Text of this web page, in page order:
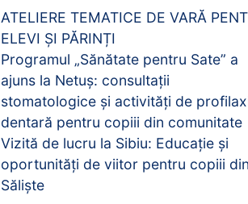
ATELIERE TEMATICE DE VARĂ
ELEVI ȘI PĂRINȚI
Programul „Sănătate pentru Sate” a
ajuns la Netuș: consultații
stomatologice și activități de
dentară pentru copiii din comunitate
Vizită de lucru la Sibiu: Educație și
oportunități de viitor pentru copiii din
Săliște